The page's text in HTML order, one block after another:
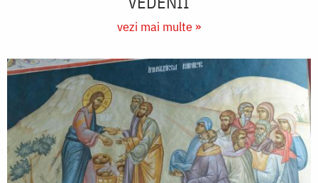
vezi mai multe »